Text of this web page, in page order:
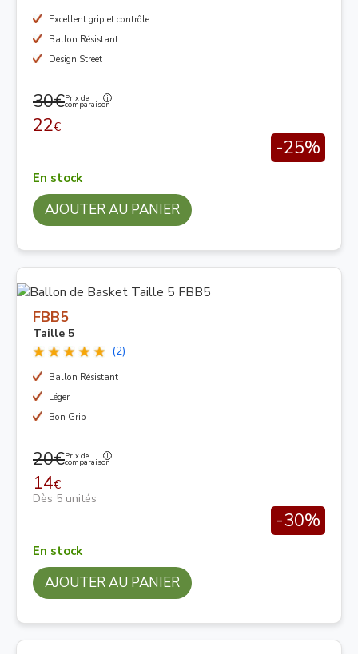
Excellent grip et contrôle
Ballon Résistant
Design Street
30€Prix de
comparaison
22€
-25%
En stock
AJOUTER AU PANIER
FBB5
Taille 5
(2)
Ballon Résistant
Léger
Bon Grip
20€Prix de
comparaison
14€
Dès 5 unités
-30%
En stock
AJOUTER AU PANIER